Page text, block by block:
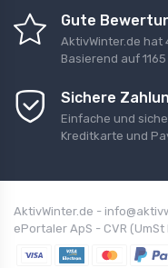
Gute
AktivWinter.de hat
Basierend auf 1165
Sichere
Einfache und
Kreditkarte und
AktivWinter.de -
ePortaler ApS - CVR